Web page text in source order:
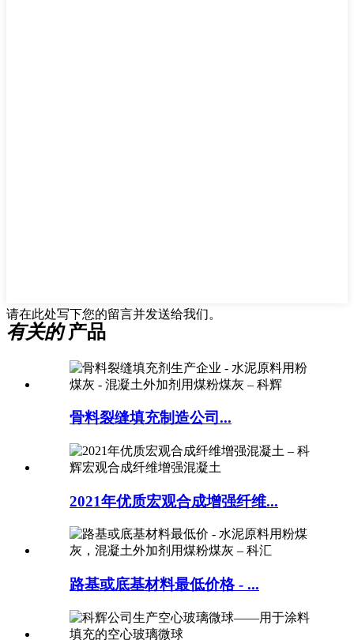
请在此处写下您的留言并发送给我们。
有关的产品
骨料裂缝填充制造公司...
2021年优质宏观合成增强纤维...
路基或底基材料最低价格 - ...